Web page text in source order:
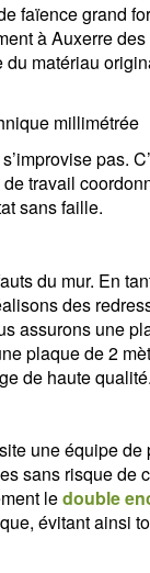
faïence grand
à Auxerre
matériau
millimétrée
pas.
travail
sans faille.
du mur. En
des
assurons une
plaque de 2
de haute qualité.
une équipe
sans risque de
ledouble
évitant ainsi